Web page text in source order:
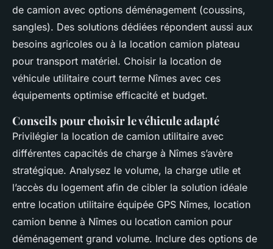
de camion avec options déménagement (coussins,
sangles). Des solutions dédiées répondent aussi aux
besoins agricoles ou à la location camion plateau
pour transport matériel. Choisir la location de
véhicule utilitaire court terme Nîmes avec ces
équipements optimise efficacité et budget.
Conseils pour choisir le véhicule adapté
Privilégier la location de camion utilitaire avec
différentes capacités de charge à Nîmes s’avère
stratégique. Analysez le volume, la charge utile et
l’accès du logement afin de cibler la solution idéale
entre location utilitaire équipée GPS Nîmes, location
camion benne à Nîmes ou location camion pour
déménagement grand volume. Inclure des options de